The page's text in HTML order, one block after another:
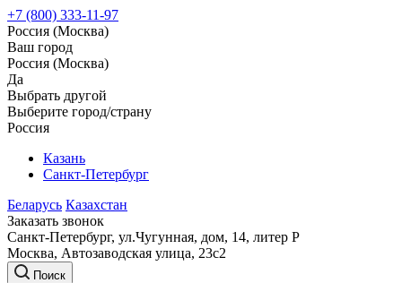
+7 (800) 333-11-97
Россия (Москва)
Ваш город
Россия (Москва)
Да
Выбрать другой
Выберите город/страну
Россия
Казань
Санкт-Петербург
Беларусь Казахстан
Заказать звонок
Санкт-Петербург, ул.Чугунная, дом, 14, литер Р
Москва, Автозаводская улица, 23с2
Поиск